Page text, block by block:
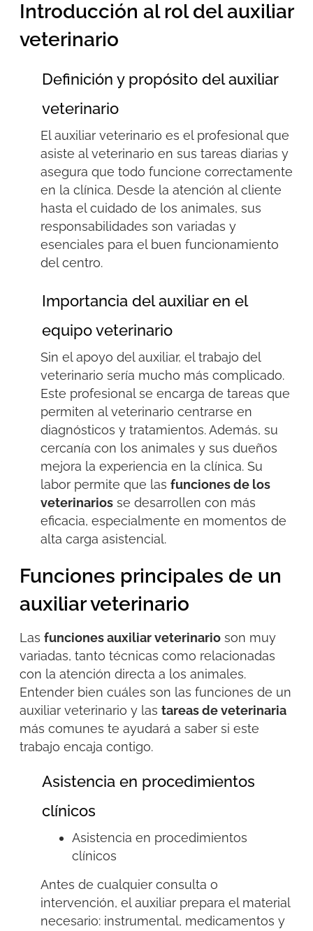
Introducción al rol del auxiliar
veterinario
Definición y propósito del auxiliar
veterinario
El auxiliar veterinario es el profesional que
asiste al veterinario en sus tareas diarias y
asegura que todo funcione correctamente
en la clínica. Desde la atención al cliente
hasta el cuidado de los animales, sus
responsabilidades son variadas y
esenciales para el buen funcionamiento
del centro.
Importancia del auxiliar en el
equipo veterinario
Sin el apoyo del auxiliar, el trabajo del
veterinario sería mucho más complicado.
Este profesional se encarga de tareas que
permiten al veterinario centrarse en
diagnósticos y tratamientos. Además, su
cercanía con los animales y sus dueños
mejora la experiencia en la clínica.Su
labor permite que las funciones de los
veterinariosse desarrollen con más
eficacia, especialmente en momentos de
alta carga asistencial.
Funciones principales de un
auxiliar veterinario
Las funciones auxiliar veterinarioson muy
variadas, tanto técnicas como relacionadas
con la atención directa a los animales.
Entender bien cuáles son las funciones de un
auxiliar veterinario y las tareas de veterinaria
más comunes te ayudará a saber si este
trabajo encaja contigo.
Asistencia en procedimientos
clínicos
Asistencia en procedimientos
clínicos
Antes de cualquier consulta o
intervención, el auxiliar prepara el material
necesario: instrumental, medicamentos y